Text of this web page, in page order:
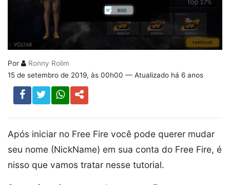
Por
Ronny Rolim
15 de setembro de 2019, às 00h00 — Atualizado há 6 anos
Após iniciar no Free Fire você pode querer mudar
seu nome (NickName) em sua conta do Free Fire, é
nisso que vamos tratar nesse tutorial.